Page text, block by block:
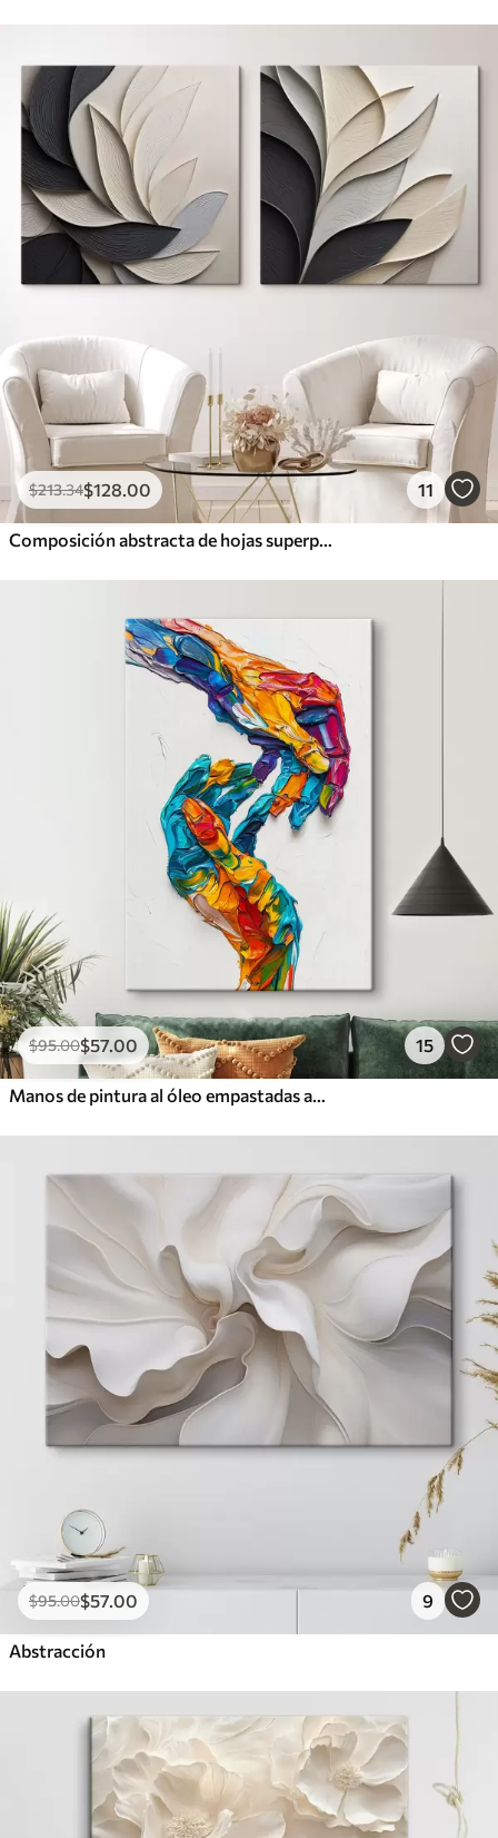
$213.34$128.00 11
Composición abstracta de hojas superpuestas, formas curvas en negro, blanco y beige, arte texturizado
$95.00$57.00 15
Manos de pintura al óleo empastadas abstractas y coloridas con pinceladas vibrantes de pintura azul, naranja, amarilla y roja
$95.00$57.00 9
Abstracción